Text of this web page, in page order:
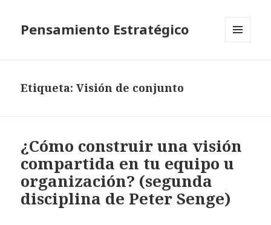
Pensamiento Estratégico
Etiqueta: Visión de conjunto
¿Cómo construir una visión
compartida en tu equipo u
organización? (segunda
disciplina de Peter Senge)